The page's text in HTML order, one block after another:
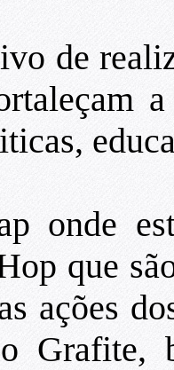
de
onde
que
ações
Grafite,